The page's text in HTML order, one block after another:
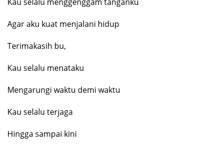
Agar aku kuat menjalani hidup
Terimakasih bu,
Kau selalu menataku
Mengarungi waktu demi waktu
Kau selalu terjaga
Hingga sampai kini